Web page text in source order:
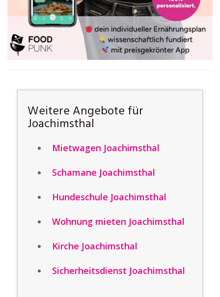
Weitere Angebote für
Joachimsthal
Mietwagen Joachimsthal
Schamane Joachimsthal
Hundeschule Joachimsthal
Wohnung mieten Joachimsthal
Kirche Joachimsthal
Sicherheitsdienst Joachimsthal